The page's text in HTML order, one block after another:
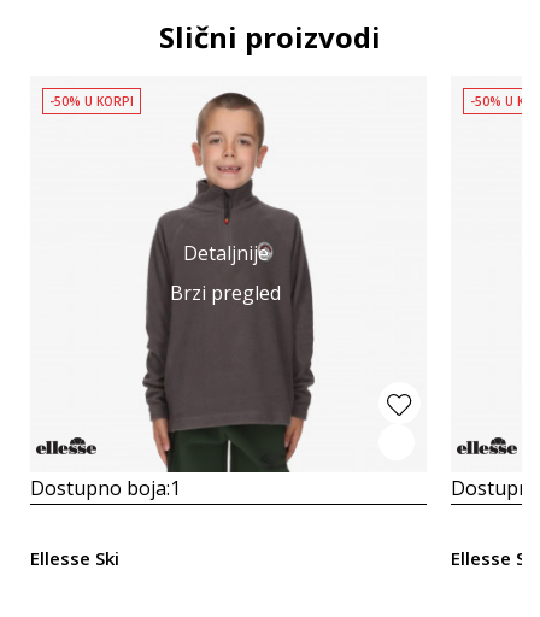
Slični proizvodi
Detaljnije
Brzi pregled
-50% U KORPI
Dostupno boja:1
Ellesse Ski
-50% U
Ellesse Ski